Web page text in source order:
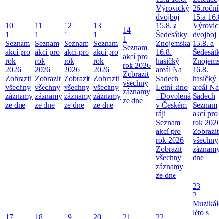
10
1
Seznam
akcí pro
rok
2026
Zobrazit
všechny
záznamy
ze dne
11
1
Seznam
akcí pro
rok
2026
Zobrazit
všechny
záznamy
ze dne
12
1
Seznam
akcí pro
rok
2026
Zobrazit
všechny
záznamy
ze dne
13
1
Seznam
akcí pro
rok
2026
Zobrazit
všechny
záznamy
ze dne
14
1
Seznam
akcí pro
rok 2026
Zobrazit
všechny
záznamy
ze dne
Výrovický
dvojboj
15.8. a
Šedesátky
Znojemska
16.8.
hasičký
areál Na
Sadech
Letní kino
- Dovolená
v Českém
ráji
Seznam
akcí pro
rok 2026
Zobrazit
všechny
záznamy
ze dne
15.a
dvojboj
15.8. a
16.8.
hasičký
areál Na
Sadech
Seznam
akcí pro
rok
Zobrazit
všechny
dne
17
18
19
20
21
22
23
2
léto s